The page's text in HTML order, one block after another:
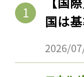
国は
2026/